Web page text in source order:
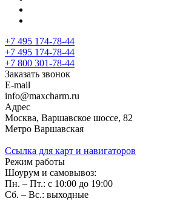
+7 495 174-78-44
+7 495 174-78-44
+7 800 301-78-44
Заказать звонок
E-mail
info@maxcharm.ru
Адрес
Москва, Варшавское шоссе, 82
Метро Варшавская
Ссылка для карт и навигаторов
Режим работы
Шоурум и самовывоз:
Пн. – Пт.: с 10:00 до 19:00
Сб. – Вс.: выходные